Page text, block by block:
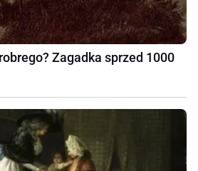
Zagadka sprzed 1000